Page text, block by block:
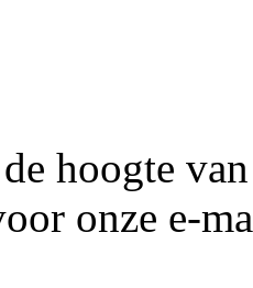
hoogte
onze e-